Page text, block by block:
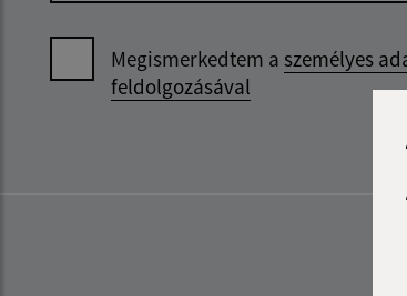
Megismerkedtem a személyes
feldolgozásával